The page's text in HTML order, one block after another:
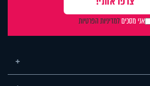
אני מסכיםלמדיניות הפרטיות